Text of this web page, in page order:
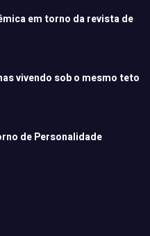
em torno da revista de
vivendo sob o mesmo teto
de Personalidade